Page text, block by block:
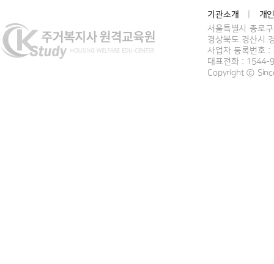
기관소개
개
서울특별시 종로
경상북도 경산시
사업자 등록번호
대표전화 : 1544-
Copyright ⓒ